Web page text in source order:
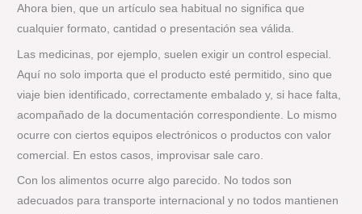
Ahora bien, que un artículo sea habitual no significa que
cualquier formato, cantidad o presentación sea válida.
Las medicinas, por ejemplo, suelen exigir un control especial.
Aquí no solo importa que el producto esté permitido, sino que
viaje bien identificado, correctamente embalado y, si hace falta,
acompañado de la documentación correspondiente. Lo mismo
ocurre con ciertos equipos electrónicos o productos con valor
comercial. En estos casos, improvisar sale caro.
Con los alimentos ocurre algo parecido. No todos son
adecuados para transporte internacional y no todos mantienen